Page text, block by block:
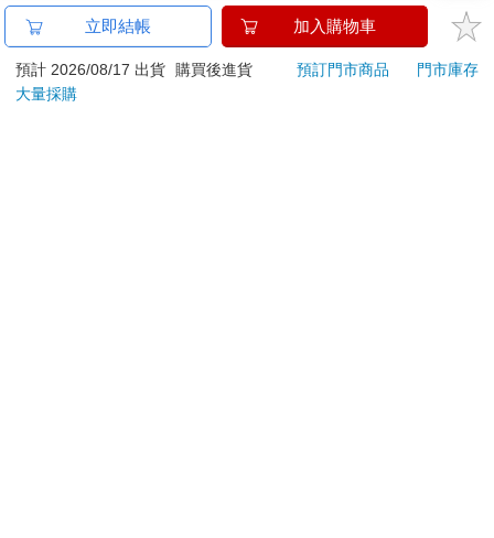
已拆封之個人衛生用品。（如：內衣褲、刮鬍刀、除毛
若非上列種類商品，均享有到貨7天的猶豫期（含例假
日）。
立即結帳 加入購物車
預計 2026/08/17 出貨 購買後進貨 預訂門市商品
門市庫存
大量採購